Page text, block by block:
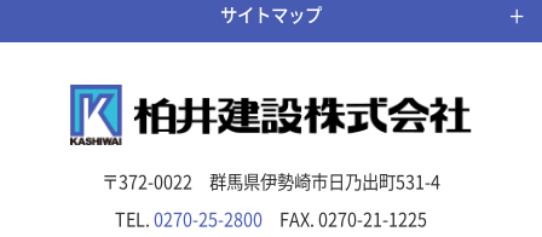
サイトマップ
〒372-0022 群馬県伊勢崎市日乃出町531-4
TEL.0270-25-2800 FAX. 0270-21-1225